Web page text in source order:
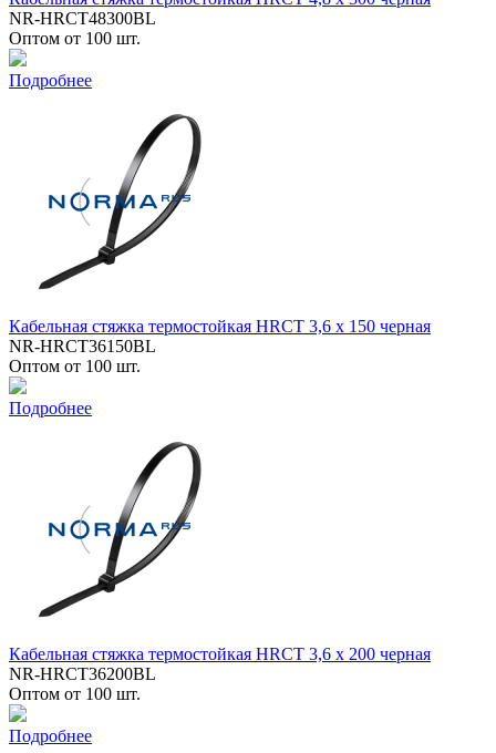
NR-HRCT48300BL
Оптом от 100 шт.
Подробнее
Кабельная стяжка термостойкая HRCT 3,6 x 150 черная
NR-HRCT36150BL
Оптом от 100 шт.
Подробнее
Кабельная стяжка термостойкая HRCT 3,6 x 200 черная
NR-HRCT36200BL
Оптом от 100 шт.
Подробнее